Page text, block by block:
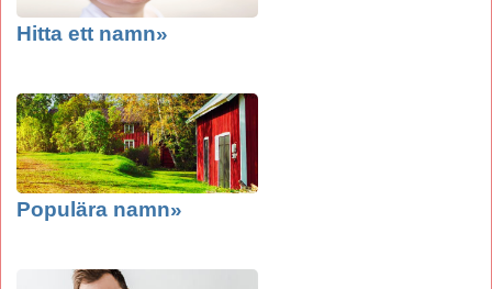
Hitta ett namn»
Populära namn»